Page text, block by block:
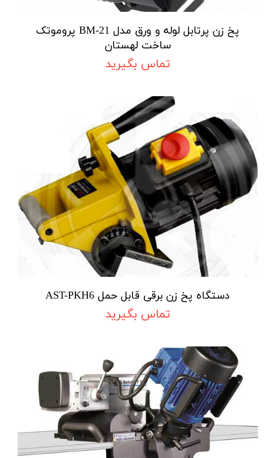
پخ زن پرتابل لوله و ورق مدل BM-21 پروموتک
ساخت لهستان
تماس بگیرید
دستگاه پخ زن برقی قابل حمل AST-PKH6
تماس بگیرید